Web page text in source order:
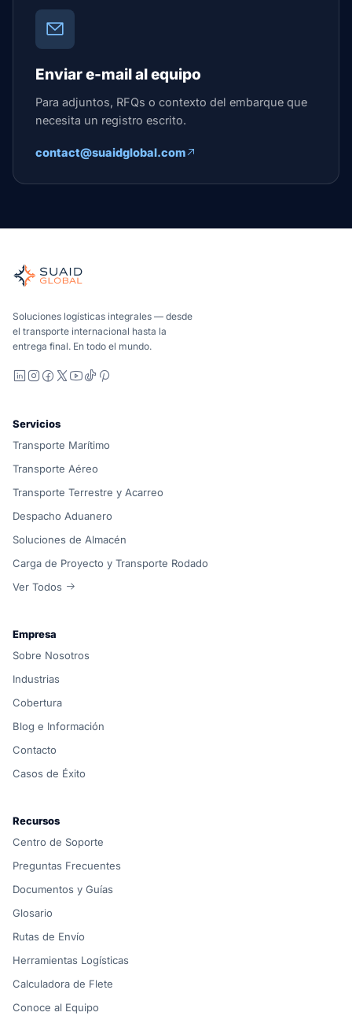
Enviar e-mail al equipo
Para adjuntos, RFQs o contexto del embarque que
necesita un registro escrito.
contact@suaidglobal.com
Soluciones logísticas integrales — desde
el transporte internacional hasta la
entrega final. En todo el mundo.
LinkedIn
Instagram
Facebook
X YouTube
TikTok
Servicios
Transporte Marítimo
Transporte Aéreo
Transporte Terrestre y Acarreo
Despacho Aduanero
Soluciones de Almacén
Carga de Proyecto y Transporte Rodado
Ver Todos
Empresa
Sobre Nosotros
Industrias
Cobertura
Blog e Información
Contacto
Casos de Éxito
Recursos
Centro de Soporte
Preguntas Frecuentes
Documentos y Guías
Glosario
Rutas de Envío
Herramientas Logísticas
Calculadora de Flete
Conoce al Equipo